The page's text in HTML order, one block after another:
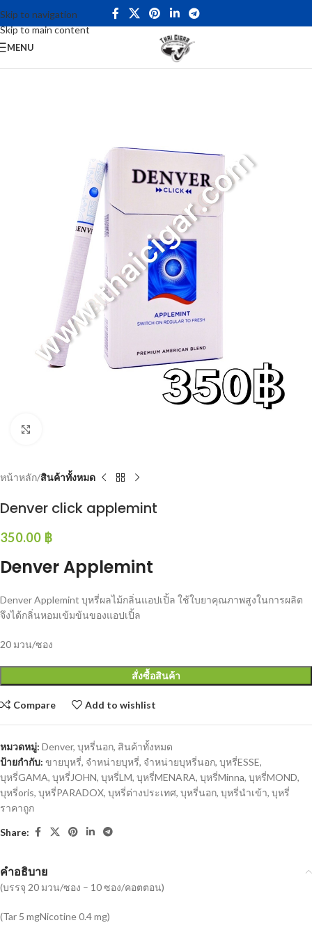
Skip to navigation
Skip to main content
MENU
หน้าหลัก สินค้าทั้งหมด
Denver click applemint
350.00 ฿
Denver Applemint
Denver Applemint บุหรี่ผลไม้กลิ่นแอปเปิ้ล ใช้ใบยาคุณภาพสูงในการผลิต
จึงได้กลิ่นหอมเข้มข้นของแอปเปิ้ล
20 มวน/ซอง
สั่งซื้อสินค้า
Compare Add to wishlist
หมวดหมู่: Denver, บุหรี่นอก, สินค้าทั้งหมด
ป้ายกำกับ: ขายบุหรี่, จำหน่ายบุหรี่, จำหน่ายบุหรี่นอก, บุหรี่ESSE,
บุหรี่GAMA, บุหรี่JOHN, บุหรี่LM, บุหรี่MENARA, บุหรี่Minna, บุหรี่MOND,
บุหรี่oris, บุหรี่PARADOX, บุหรี่ต่างประเทศ, บุหรี่นอก, บุหรี่นำเข้า, บุหรี่
ราคาถูก
Share:
คำอธิบาย
(บรรจุ 20 มวน/ซอง – 10 ซอง/คอตตอน)
(Tar 5 mgNicotine 0.4 mg)